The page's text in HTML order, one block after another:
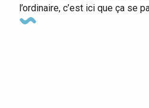
l’ordinaire, c’est ici que ça se